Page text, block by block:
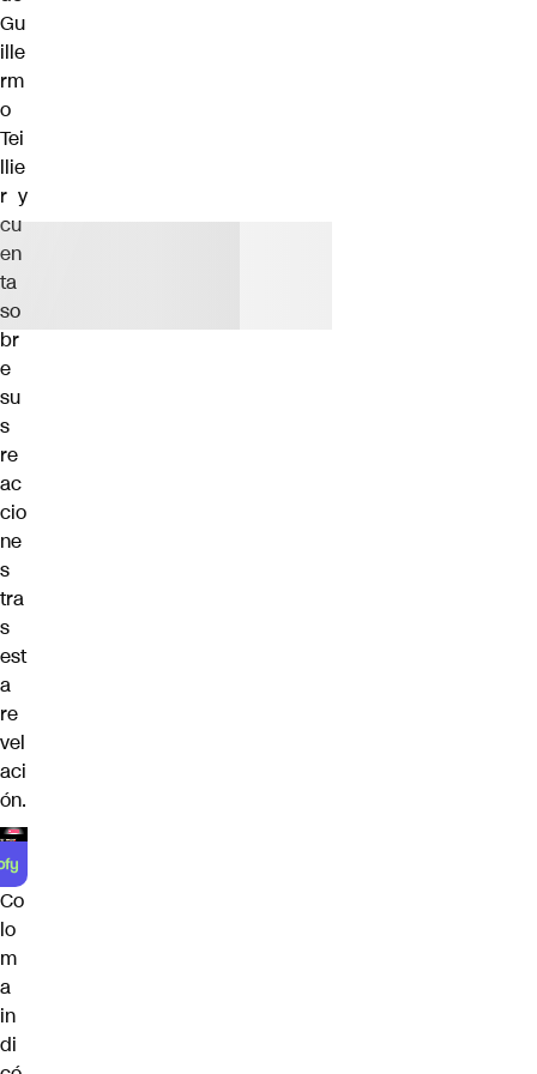
Gu
ille
rm
o
Tei
llie
r y
cu
en
ta
so
br
e
su
s
re
ac
cio
ne
s
tra
s
est
a
re
vel
aci
ón.
Co
lo
m
a
in
di